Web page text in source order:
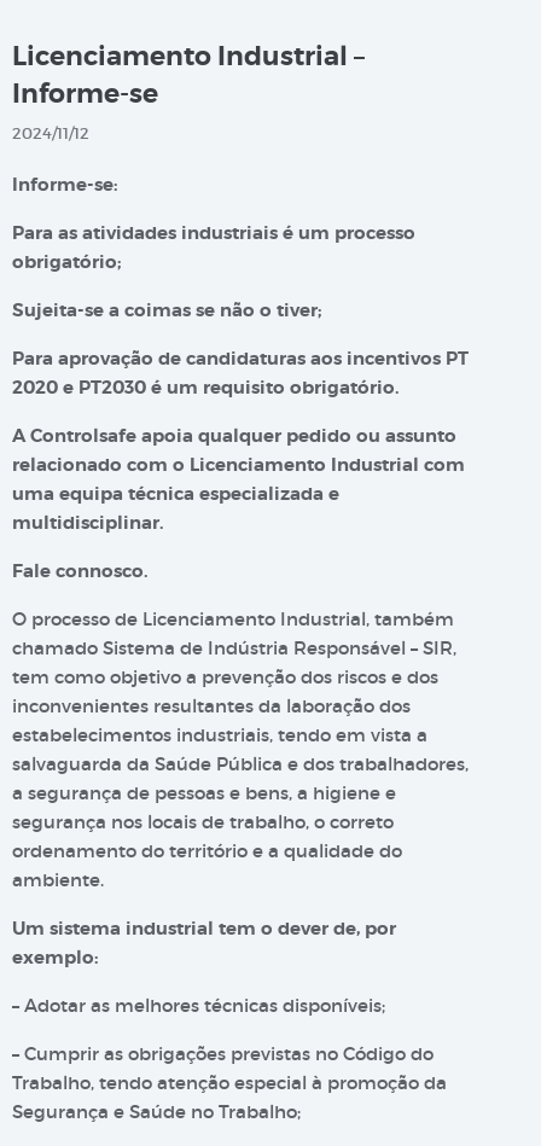
Licenciamento Industrial –
Informe-se
2024/11/12
Informe-se:
Para as atividades industriais é um processo
obrigatório;
Sujeita-se a coimas se não o tiver;
Para aprovação de candidaturas aos incentivos PT
2020 e PT2030 é um requisito obrigatório.
A Controlsafe apoia qualquer pedido ou assunto
relacionado com o Licenciamento Industrial com
uma equipa técnica especializada e
multidisciplinar.
Fale connosco.
O processo de Licenciamento Industrial, também
chamado Sistema de Indústria Responsável – SIR,
tem como objetivo a prevenção dos riscos e dos
inconvenientes resultantes da laboração dos
estabelecimentos industriais, tendo em vista a
salvaguarda da Saúde Pública e dos trabalhadores,
a segurança de pessoas e bens, a higiene e
segurança nos locais de trabalho, o correto
ordenamento do território e a qualidade do
ambiente.
Um sistema industrial tem o dever de, por
exemplo:
– Adotar as melhores técnicas disponíveis;
– Cumprir as obrigações previstas no Código do
Trabalho, tendo atenção especial à promoção da
Segurança e Saúde no Trabalho;